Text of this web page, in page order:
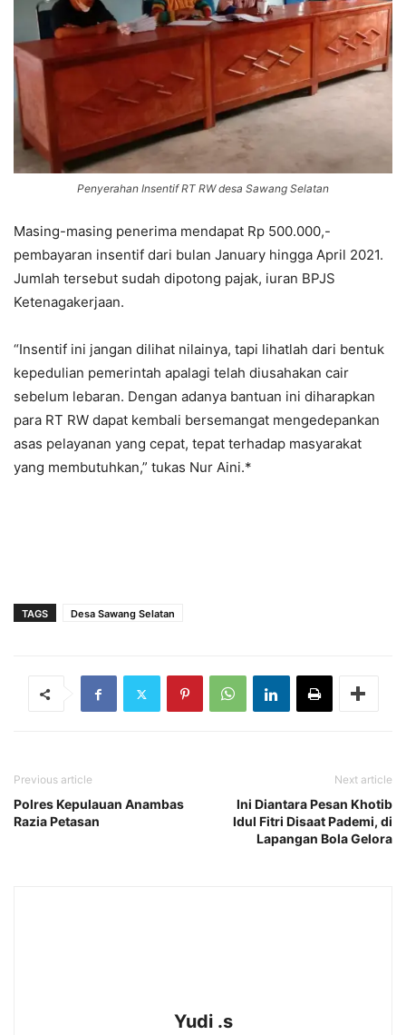
Penyerahan Insentif RT RW desa Sawang Selatan
Masing-masing penerima mendapat Rp 500.000,-
pembayaran insentif dari bulan January hingga April 2021.
Jumlah tersebut sudah dipotong pajak, iuran BPJS
Ketenagakerjaan.
“Insentif ini jangan dilihat nilainya, tapi lihatlah dari bentuk
kepedulian pemerintah apalagi telah diusahakan cair
sebelum lebaran. Dengan adanya bantuan ini diharapkan
para RT RW dapat kembali bersemangat mengedepankan
asas pelayanan yang cepat, tepat terhadap masyarakat
yang membutuhkan,” tukas Nur Aini.*
TAGS Desa Sawang Selatan
Previous article
Polres Kepulauan Anambas
Razia Petasan
Next article
Ini Diantara Pesan Khotib
Idul Fitri Disaat Pademi, di
Lapangan Bola Gelora
Yudi .s